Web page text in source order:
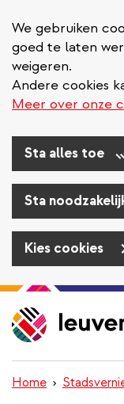
We gebruiken
goed te laten
weigeren.
Andere cookies
Meer over onze
Sta alles toe
Sta
Kies cookies
Overslaan
en
naar
inhoud
gaan
Home